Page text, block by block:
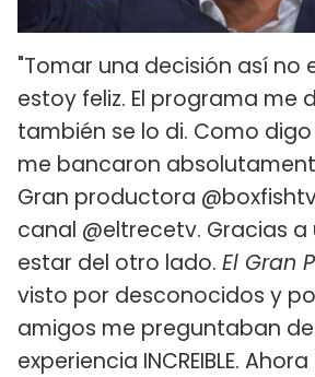
"Tomar una decisión así no
estoy feliz. El programa me
también se lo di. Como
me bancaron
Gran productora
canal @eltrecetv. Gracias
estar del otro lado. El Gran
visto por desconocidos y
amigos me preguntaban
experiencia INCREIBLE.